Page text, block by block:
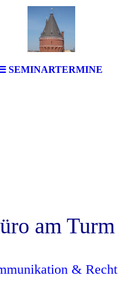
SEMINARTERMINE
am Turm
& Recht